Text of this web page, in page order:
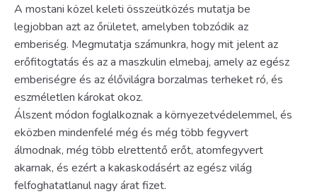
A mostani közel keleti összeütközés mutatja be
legjobban azt az őrületet, amelyben tobzódik az
emberiség. Megmutatja számunkra, hogy mit jelent az
erőfitogtatás és az a maszkulin elmebaj, amely az egész
emberiségre és az élővilágra borzalmas terheket ró, és
eszméletlen károkat okoz.
Álszent módon foglalkoznak a környezetvédelemmel, és
eközben mindenfelé még és még több fegyvert
álmodnak, még több elrettentő erőt, atomfegyvert
akarnak, és ezért a kakaskodásért az egész világ
felfoghatatlanul nagy árat fizet.